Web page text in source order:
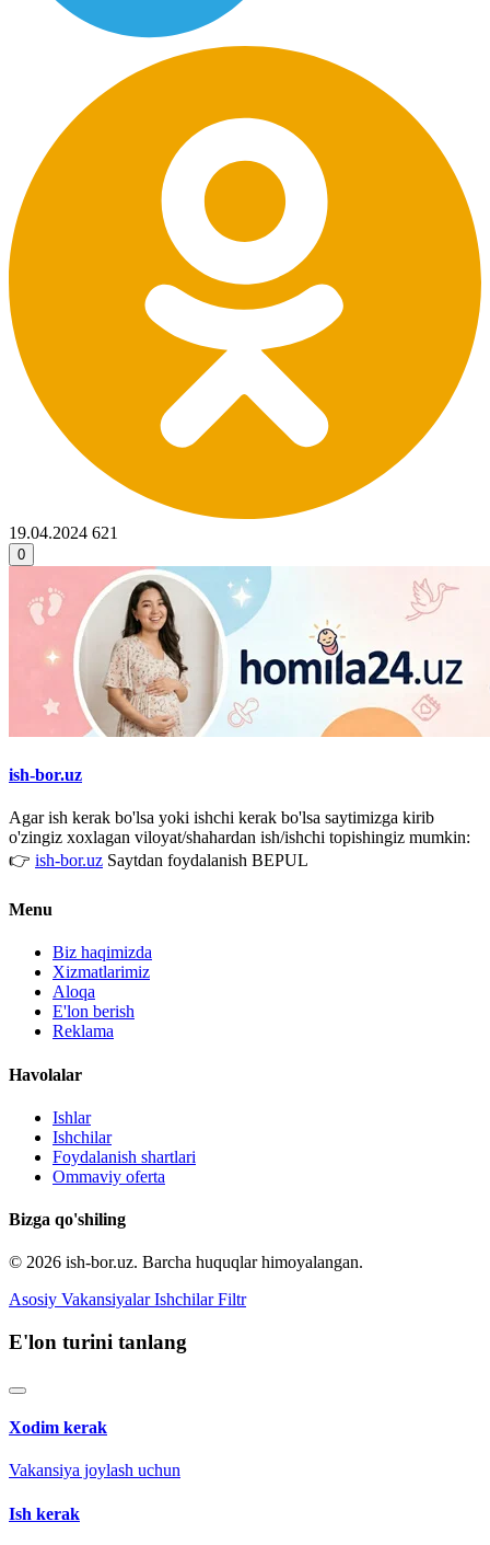
19.04.2024 621
0
ish-bor.uz
Agar ish kerak bo'lsa yoki ishchi kerak bo'lsa saytimizga kirib
o'zingiz xoxlagan viloyat/shahardan ish/ishchi topishingiz mumkin:
👉 ish-bor.uz Saytdan foydalanish BEPUL
Menu
Biz haqimizda
Xizmatlarimiz
Aloqa
E'lon berish
Reklama
Havolalar
Ishlar
Ishchilar
Foydalanish shartlari
Ommaviy oferta
Bizga qo'shiling
© 2026 ish-bor.uz. Barcha huquqlar himoyalangan.
Asosiy Vakansiyalar Ishchilar Filtr
E'lon turini tanlang
Xodim kerak
Vakansiya joylash uchun
Ish kerak